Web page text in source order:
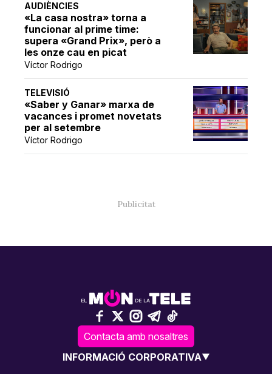
AUDIÈNCIES
«La casa nostra» torna a
funcionar al prime time:
supera «Grand Prix», però a
les onze cau en picat
Víctor Rodrigo
TELEVISIÓ
«Saber y Ganar» marxa de
vacances i promet novetats
per al setembre
Víctor Rodrigo
Contacta amb nosaltres
INFORMACIÓ CORPORATIVA